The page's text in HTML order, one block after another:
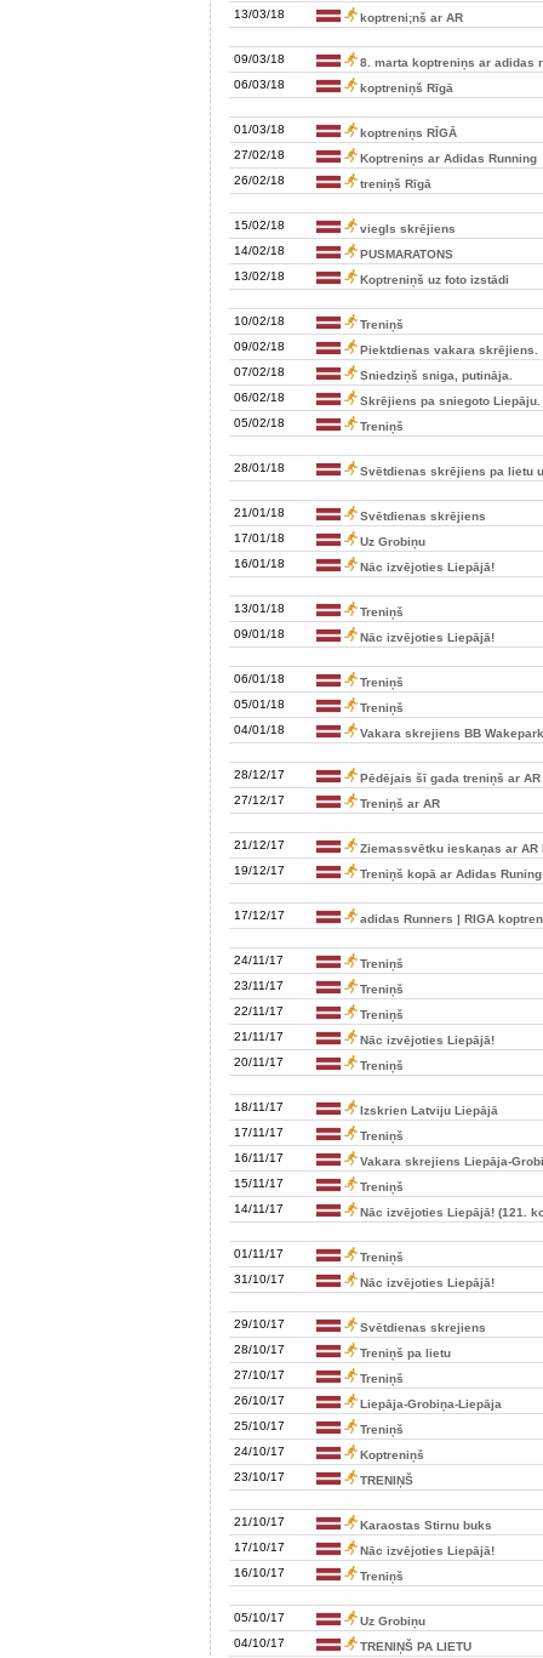
13/03/18
koptreni;nš ar AR
09/03/18
8. marta koptreniņs ar adidas
06/03/18
koptreniņš Rīgā
01/03/18
koptreniņs RĪGĀ
27/02/18
Koptreniņs ar Adidas Running
26/02/18
treniņš Rīgā
15/02/18
viegls skrējiens
14/02/18
PUSMARATONS
13/02/18
Koptreniņš uz foto izstādi
10/02/18
Treniņš
09/02/18
Piektdienas vakara skrējiens.
07/02/18
Sniedziņš sniga, putināja.
06/02/18
Skrējiens pa sniegoto Liepāju.
05/02/18
Treniņš
28/01/18 Svētdienas skrējiens pa lietu
21/01/18
Svētdienas skrējiens
17/01/18
Uz Grobiņu
16/01/18
Nāc izvējoties Liepājā!
13/01/18
Treniņš
09/01/18
Nāc izvējoties Liepājā!
06/01/18
Treniņš
05/01/18
Treniņš
04/01/18
Vakara skrejiens BB Wakepark
28/12/17
Pēdējais šī gada treniņš ar
27/12/17
Treniņš ar AR
21/12/17
Ziemassvētku ieskaņas ar AR
19/12/17
Treniņš kopā ar Adidas Runing
17/12/17 adidas Runners | RIGA
24/11/17
Treniņš
23/11/17
Treniņš
22/11/17
Treniņš
21/11/17
Nāc izvējoties Liepājā!
20/11/17
Treniņš
18/11/17
Izskrien Latviju Liepājā
17/11/17
Treniņš
16/11/17
Vakara skrejiens Liepāja-
15/11/17
Treniņš
14/11/17
Nāc izvējoties Liepājā! (121.
01/11/17
Treniņš
31/10/17
Nāc izvējoties Liepājā!
29/10/17
Svētdienas skrejiens
28/10/17
Treniņš pa lietu
27/10/17
Treniņš
26/10/17
Liepāja-Grobiņa-Liepāja
25/10/17
Treniņš
24/10/17
Koptreniņš
23/10/17
TRENIŅŠ
21/10/17
Karaostas Stirnu buks
17/10/17
Nāc izvējoties Liepājā!
16/10/17
Treniņš
05/10/17
Uz Grobiņu
04/10/17
TRENIŅŠ PA LIETU